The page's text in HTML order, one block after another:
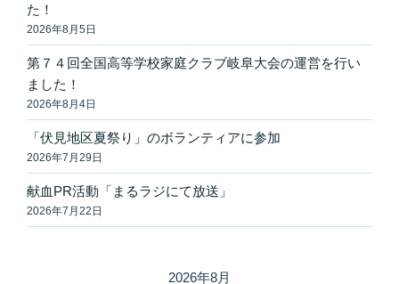
た！
2026年8月5日
第７４回全国高等学校家庭クラブ岐阜大会の運営を行い
ました！
2026年8月4日
「伏見地区夏祭り」のボランティアに参加
2026年7月29日
献血PR活動「まるラジにて放送」
2026年7月22日
2026年8月